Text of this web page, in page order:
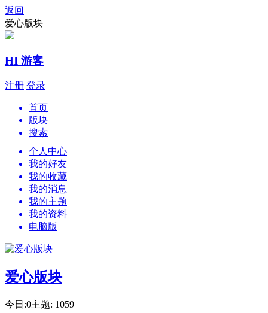
返回
爱心版块
HI 游客
注册 登录
首页
版块
搜索
个人中心
我的好友
我的收藏
我的消息
我的主题
我的资料
电脑版
爱心版块
今日:0主题: 1059